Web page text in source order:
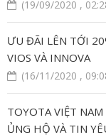
(19/09/2020 ,
ƯU ĐÃI LÊN TỚI
VIOS VÀ INNOVA
(16/11/2020 ,
TOYOTA VIỆT
ỦNG HỘ VÀ TIN